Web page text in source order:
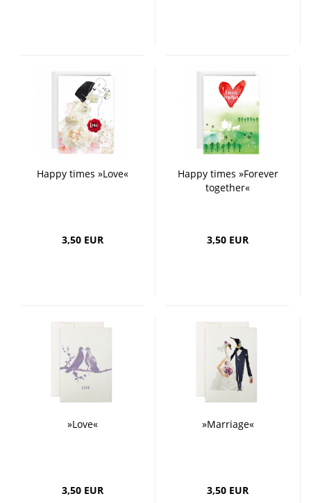
Happy times »Love«
3,50 EUR
Happy times »Forever
together«
3,50 EUR
»Love«
3,50 EUR
»Marriage«
3,50 EUR